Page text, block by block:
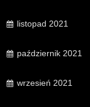
listopad 2021
październik 2021
wrzesień 2021